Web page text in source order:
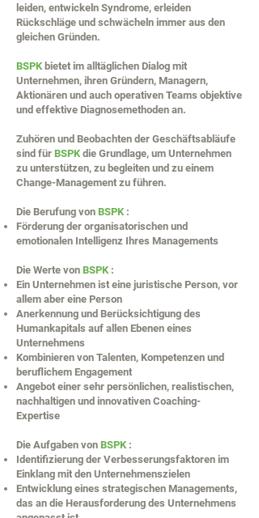
leiden, entwickeln Syndrome, erleiden
Rückschläge und schwächeln immer aus den
gleichen Gründen.
BSPK bietet im alltäglichen Dialog mit
Unternehmen, ihren Gründern, Managern,
Aktionären und auch operativen Teams objektive
und effektive Diagnosemethoden an.
Zuhören und Beobachten der Geschäftsabläufe
sind für BSPK die Grundlage, um Unternehmen
zu unterstützen, zu begleiten und zu einem
Change-Management zu führen.
Die Berufung von BSPK :
Förderung der organisatorischen und
emotionalen Intelligenz Ihres Managements
Die Werte von BSPK :
Ein Unternehmen ist eine juristische Person, vor
allem aber eine Person
Anerkennung und Berücksichtigung des
Humankapitals auf allen Ebenen eines
Unternehmens
Kombinieren von Talenten, Kompetenzen und
beruflichem Engagement
Angebot einer sehr persönlichen, realistischen,
nachhaltigen und innovativen Coaching-
Expertise
Die Aufgaben von BSPK :
Identifizierung der Verbesserungsfaktoren im
Einklang mit den Unternehmenszielen
Entwicklung eines strategischen Managements,
das an die Herausforderung des Unternehmens